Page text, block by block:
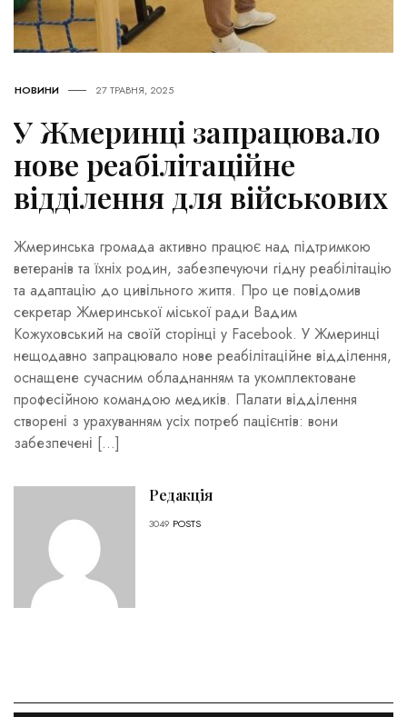
НОВИНИ 27 ТРАВНЯ, 2025
У Жмеринці запрацювало
нове реабілітаційне
відділення для військових
Жмеринська громада активно працює над підтримкою
ветеранів та їхніх родин, забезпечуючи гідну реабілітацію
та адаптацію до цивільного життя. Про це повідомив
секретар Жмеринської міської ради Вадим
Кожуховський на своїй сторінці у Facebook. У Жмеринці
нещодавно запрацювало нове реабілітаційне відділення,
оснащене сучасним обладнанням та укомплектоване
професійною командою медиків. Палати відділення
створені з урахуванням усіх потреб пацієнтів: вони
забезпечені […]
Редакція
3049 POSTS